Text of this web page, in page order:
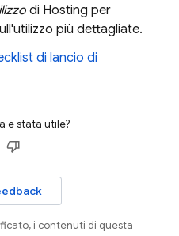
di Hosting per
più dettagliate.
di lancio di
è stata utile?
i contenuti di questa